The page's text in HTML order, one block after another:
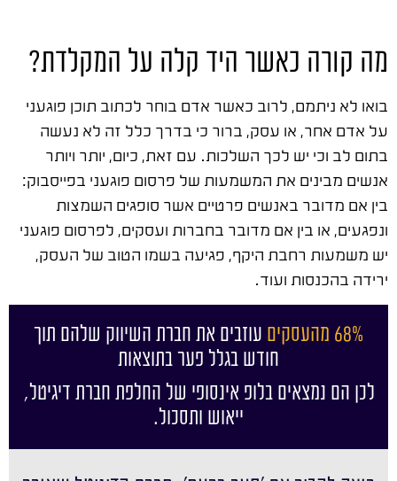
מה קורה כאשר היד קלה על המקלדת?
בואו לא ניתמם, לרוב כאשר אדם בוחר לכתוב תוכן פוגעני
על אדם אחר, או עסק, ברור כי בדרך כלל זה לא נעשה
בתום לב וכי יש לכך השלכות. עם זאת, כיום, יותר ויותר
אנשים מבינים את המשמעות של פרסום פוגעני בפייסבוק:
בין אם מדובר באנשים פרטיים אשר סופגים השמצות
ונפגעים, או בין אם מדובר בחברות ועסקים, לפרסום פוגעני
יש משמעות רחבת היקף, פגיעה בשמו הטוב של העסק,
ירידה בהכנסות ועוד.
68% מהעסקים
עוזבים את חברת השיווק שלהם תוך
חודש בגלל פער בתוצאות
לכן הם נמצאים בלופ אינסופי של החלפת חברת דיגיטל,
ייאוש ותסכול.